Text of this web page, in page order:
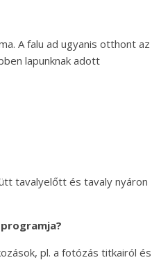
A falu ad ugyanis otthont az
lapunknak adott
tavalyelőtt és tavaly nyáron
pl. a fotózás titkairól és